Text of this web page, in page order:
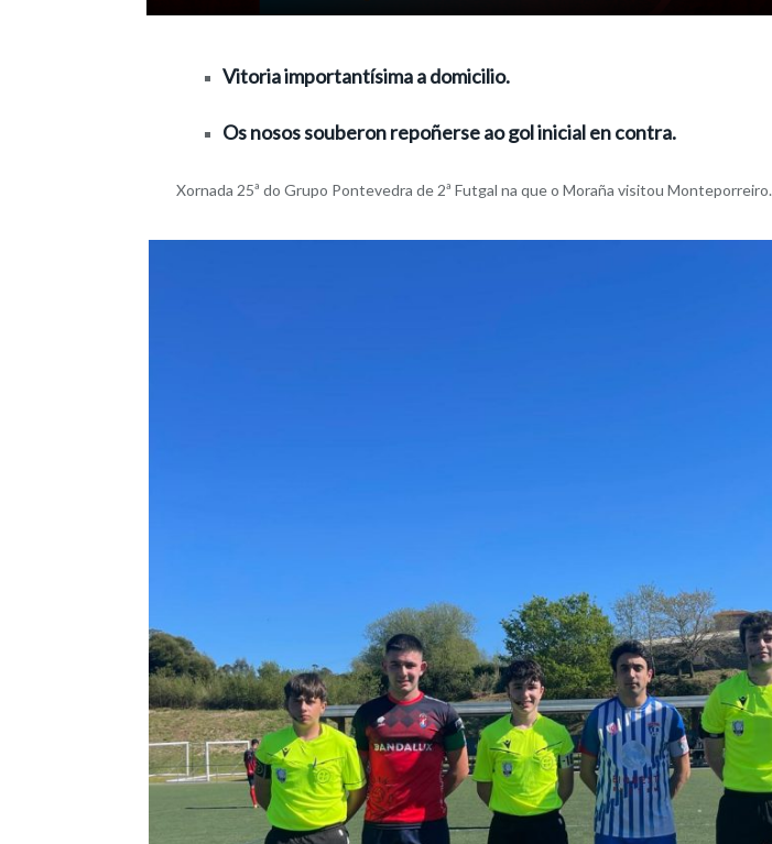
Vitoria importantísima a domicilio.
Os nosos souberon repoñerse ao gol inicial en contra.
Xornada 25ª do Grupo Pontevedra de 2ª Futgal na que o Moraña visitou Monteporreiro.